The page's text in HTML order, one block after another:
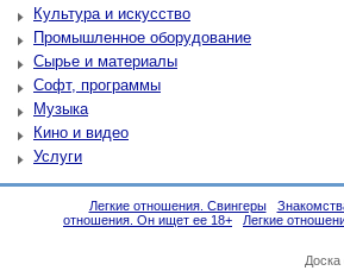
Культура и искусство
Промышленное оборудование
Сырье и материалы
Софт, программы
Музыка
Кино и видео
Услуги
Легкие отношения. Свингеры
отношения. Он ищет ее 18+
Легкие
Доска